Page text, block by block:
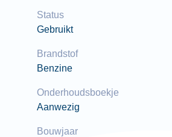
Status
Gebruikt
Brandstof
Benzine
Onderhoudsboekje
Aanwezig
Bouwjaar